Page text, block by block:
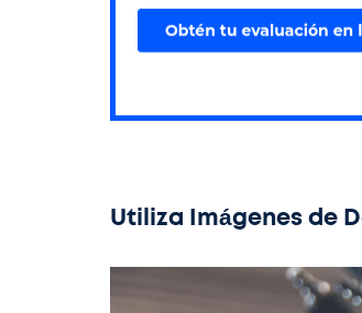
Utiliza Imágenes de